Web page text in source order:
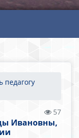
57
Ивановны,